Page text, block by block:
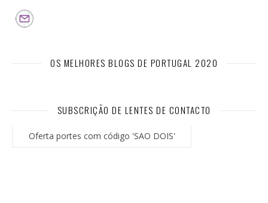
OS MELHORES BLOGS DE PORTUGAL 2020
SUBSCRIÇÃO DE LENTES DE CONTACTO
Oferta portes com código 'SAO DOIS'